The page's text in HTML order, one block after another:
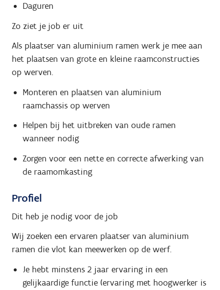
Daguren
Zo ziet je job er uit
Als plaatser van aluminium ramen werk je mee aan
het plaatsen van grote en kleine raamconstructies
op werven.
Monteren en plaatsen van aluminium
raamchassis op werven
Helpen bij het uitbreken van oude ramen
wanneer nodig
Zorgen voor een nette en correcte afwerking van
de raamomkasting
Profiel
Dit heb je nodig voor de job
Wij zoeken een ervaren plaatser van aluminium
ramen die vlot kan meewerken op de werf.
Je hebt minstens 2 jaar ervaring in een
gelijkaardige functie (ervaring met hoogwerker is